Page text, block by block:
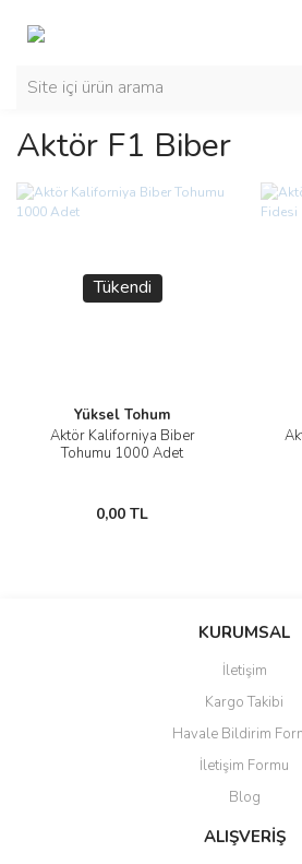
Aktör F1 Biber
Tükendi
Yüksel Tohum
Aktör Kaliforniya Biber
Tohumu 1000 Adet
0,00 TL
KURUMSAL
İletişim
Kargo Takibi
Havale Bildirim
İletişim Formu
Blog
ALIŞVERİŞ